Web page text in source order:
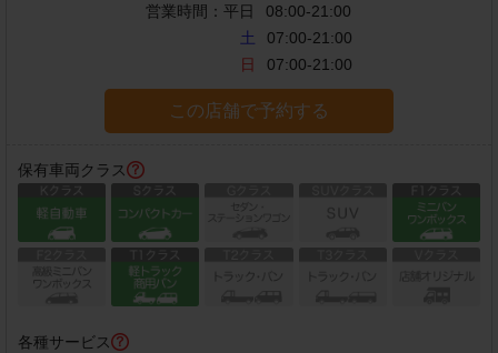
営業時間： 平日
08:00-21:00
土
07:00-21:00
日
07:00-21:00
この店舗で予約する
保有車両クラス
各種サービス